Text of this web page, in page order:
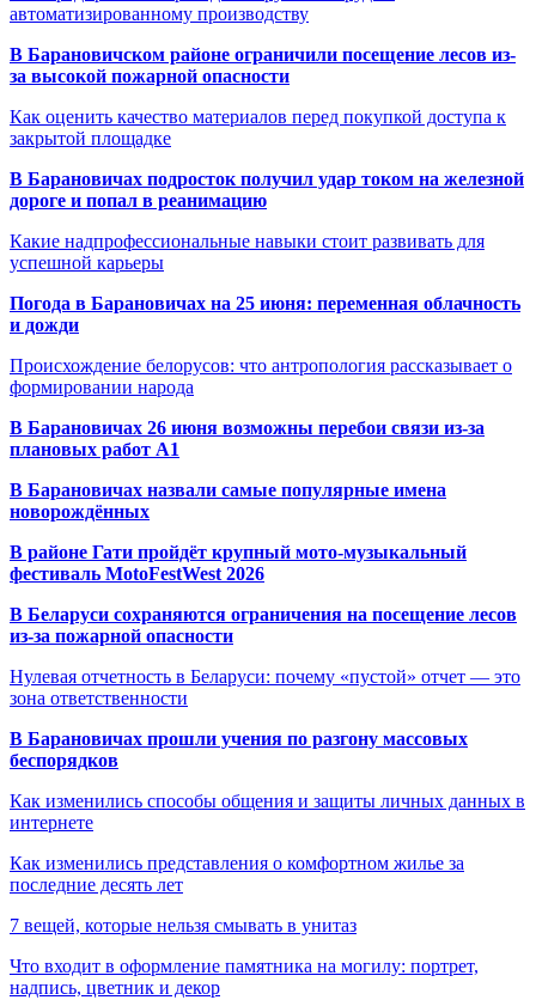
автоматизированному производству
В Барановичском районе ограничили посещение лесов из-
за высокой пожарной опасности
Как оценить качество материалов перед покупкой доступа к
закрытой площадке
В Барановичах подросток получил удар током на железной
дороге и попал в реанимацию
Какие надпрофессиональные навыки стоит развивать для
успешной карьеры
Погода в Барановичах на 25 июня: переменная облачность
и дожди
Происхождение белорусов: что антропология рассказывает о
формировании народа
В Барановичах 26 июня возможны перебои связи из-за
плановых работ A1
В Барановичах назвали самые популярные имена
новорождённых
В районе Гати пройдёт крупный мото-музыкальный
фестиваль MotoFestWest 2026
В Беларуси сохраняются ограничения на посещение лесов
из-за пожарной опасности
Нулевая отчетность в Беларуси: почему «пустой» отчет — это
зона ответственности
В Барановичах прошли учения по разгону массовых
беспорядков
Как изменились способы общения и защиты личных данных в
интернете
Как изменились представления о комфортном жилье за
последние десять лет
7 вещей, которые нельзя смывать в унитаз
Что входит в оформление памятника на могилу: портрет,
надпись, цветник и декор